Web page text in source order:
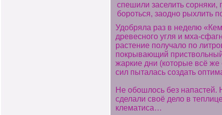
спешили заселить сорняки,
бороться, заодно рыхлить
Удобряла раз в неделю
древесного угля и мха-
растение получало по
покрывающий
жаркие дни (которые всё же
сил пыталась создать
Не обошлось без напастей.
сделали своё дело в
клематиса…